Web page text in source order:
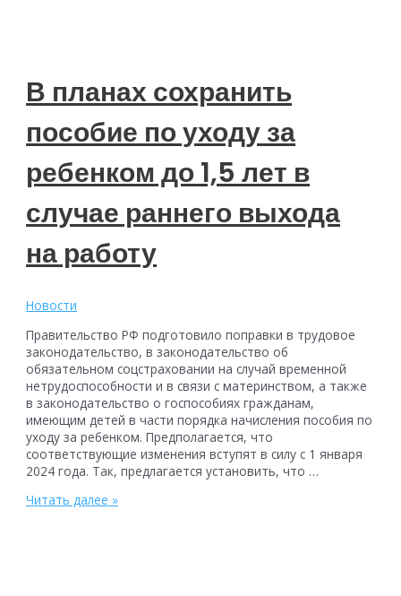
В планах сохранить
пособие по уходу за
ребенком до 1,5 лет в
случае раннего выхода
на работу
Новости
Правительство РФ подготовило поправки в трудовое
законодательство, в законодательство об
обязательном соцстраховании на случай временной
нетрудоспособности и в связи с материнством, а также
в законодательство о госпособиях гражданам,
имеющим детей в части порядка начисления пособия по
уходу за ребенком. Предполагается, что
соответствующие изменения вступят в силу с 1 января
2024 года. Так, предлагается установить, что …
В
Читать далее »